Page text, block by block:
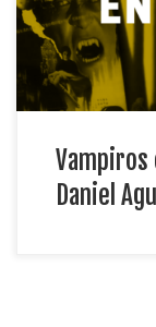
Vampiros
Daniel